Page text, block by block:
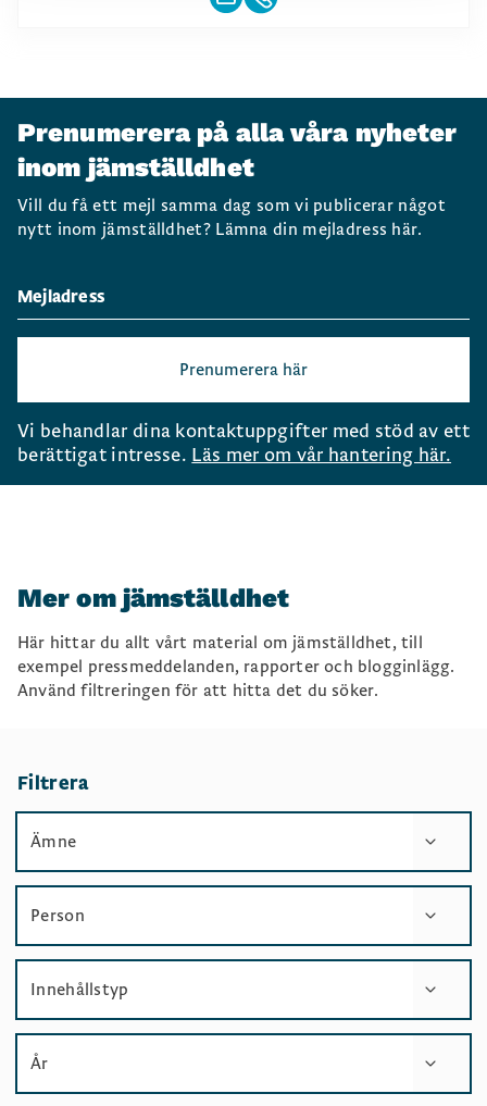
Prenumerera på alla våra nyheter
inom jämställdhet
Vill du få ett mejl samma dag som vi publicerar något
nytt inom jämställdhet? Lämna din mejladress här.
Prenumerera här
Vi behandlar dina kontaktuppgifter med stöd av ett
berättigat intresse. Läs mer om vår hantering här.
Mer om jämställdhet
Här hittar du allt vårt material om jämställdhet, till
exempel pressmeddelanden, rapporter och blogginlägg.
Använd filtreringen för att hitta det du söker.
Filtrera
Ämne
Person
Innehållstyp
År